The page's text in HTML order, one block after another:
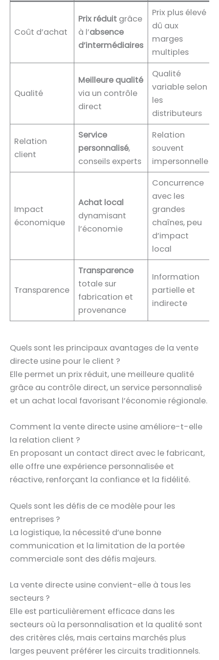
Coût d’achat
Prix réduit grâce
à l’absence
d’intermédiaires
Prix plus élevé
dû aux
marges
multiples
Qualité
Meilleure qualité
via un contrôle
direct
Qualité
variable selon
les
distributeurs
Relation
client
Service
personnalisé,
conseils experts
Relation
souvent
impersonnelle
Impact
économique
Achat local
dynamisant
l’économie
Concurrence
avec les
grandes
chaînes, peu
d’impact
local
Transparence
Transparence
totale sur
fabrication et
provenance
Information
partielle et
indirecte
Quels sont les principaux avantages de la vente
directe usine pour le client ?
Elle permet un prix réduit, une meilleure qualité
grâce au contrôle direct, un service personnalisé
et un achat local favorisant l’économie régionale.
Comment la vente directe usine améliore-t-elle
la relation client ?
En proposant un contact direct avec le fabricant,
elle offre une expérience personnalisée et
réactive, renforçant la confiance et la fidélité.
Quels sont les défis de ce modèle pour les
entreprises ?
La logistique, la nécessité d’une bonne
communication et la limitation de la portée
commerciale sont des défis majeurs.
La vente directe usine convient-elle à tous les
secteurs ?
Elle est particulièrement efficace dans les
secteurs où la personnalisation et la qualité sont
des critères clés, mais certains marchés plus
larges peuvent préférer les circuits traditionnels.